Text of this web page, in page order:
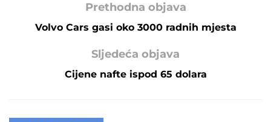
Prethodna objava
Volvo Cars gasi oko 3000 radnih mjesta
Sljedeća objava
Cijene nafte ispod 65 dolara